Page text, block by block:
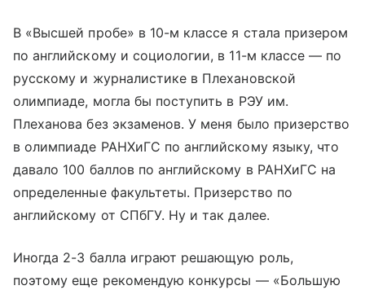
В «Высшей пробе» в 10-м классе я стала призером
по английскому и социологии, в 11-м классе — по
русскому и журналистике в Плехановской
олимпиаде, могла бы поступить в РЭУ им.
Плеханова без экзаменов. У меня было призерство
в олимпиаде РАНХиГС по английскому языку, что
давало 100 баллов по английскому в РАНХиГС на
определенные факультеты. Призерство по
английскому от СПбГУ. Ну и так далее.
Иногда 2-3 балла играют решающую роль,
поэтому еще рекомендую конкурсы — «Большую